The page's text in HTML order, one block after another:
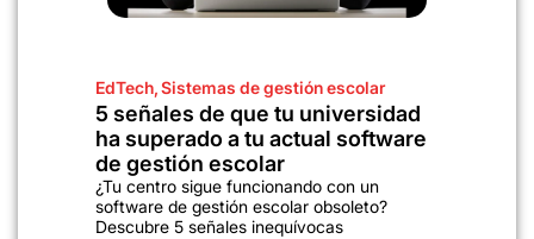
EdTech,Sistemas de gestión escolar
5 señales de que tu universidad
ha superado a tu actual software
de gestión escolar
¿Tu centro sigue funcionando con un
software de gestión escolar obsoleto?
Descubre 5 señales inequívocas